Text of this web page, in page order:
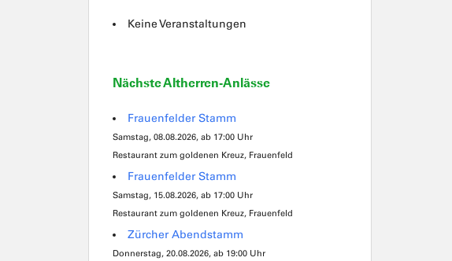
Keine Veranstaltungen
Nächste Altherren-Anlässe
Frauenfelder Stamm
Samstag, 08.08.2026, ab 17:00 Uhr
Restaurant zum goldenen Kreuz, Frauenfeld
Frauenfelder Stamm
Samstag, 15.08.2026, ab 17:00 Uhr
Restaurant zum goldenen Kreuz, Frauenfeld
Zürcher Abendstamm
Donnerstag, 20.08.2026, ab 19:00 Uhr